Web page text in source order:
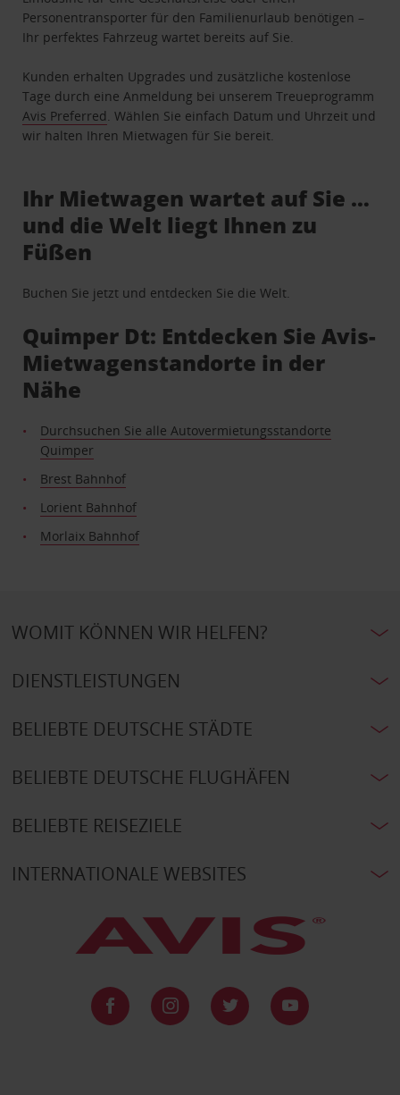
Personentransporter für den Familienurlaub benötigen –
Ihr perfektes Fahrzeug wartet bereits auf Sie.
Kunden erhalten Upgrades und zusätzliche kostenlose
Tage durch eine Anmeldung bei unserem Treueprogramm
Avis Preferred . Wählen Sie einfach Datum und Uhrzeit und
wir halten Ihren Mietwagen für Sie bereit.
Ihr Mietwagen wartet auf Sie …
und die Welt liegt Ihnen zu
Füßen
Buchen Sie jetzt und entdecken Sie die Welt.
Quimper Dt: Entdecken Sie Avis-
Mietwagenstandorte in der
Nähe
Durchsuchen Sie alle Autovermietungsstandorte
Quimper
Brest Bahnhof
Lorient Bahnhof
Morlaix Bahnhof
WOMIT KÖNNEN WIR HELFEN?
DIENSTLEISTUNGEN
BELIEBTE DEUTSCHE STÄDTE
BELIEBTE DEUTSCHE FLUGHÄFEN
BELIEBTE REISEZIELE
INTERNATIONALE WEBSITES